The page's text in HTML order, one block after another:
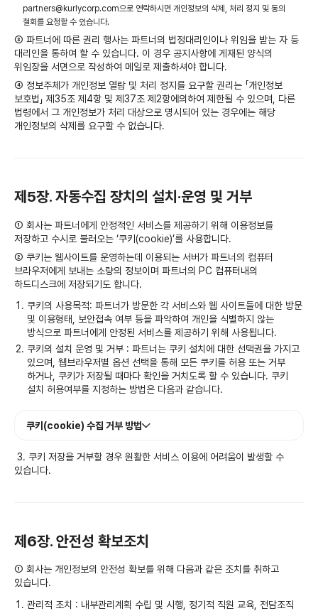
partners@kurlycorp.com으로 연락하시면 개인정보의 삭제, 처리 정지 및 동의
철회를 요청할 수 있습니다.
③ 파트너에 따른 권리 행사는 파트너의 법정대리인이나 위임을 받는 자 등
대리인을 통하여 할 수 있습니다. 이 경우 공지사항에 게재된 양식의
위임장을 서면으로 작성하여 메일로 제출하셔야 합니다.
④ 정보주체가 개인정보 열람 및 처리 정지를 요구할 권리는 「개인정보
보호법」 제35조 제4항 및 제37조 제2항에의하여 제한될 수 있으며, 다른
법령에서 그 개인정보가 처리 대상으로 명시되어 있는 경우에는 해당
개인정보의 삭제를 요구할 수 없습니다.
제5장. 자동수집 장치의 설치·운영 및 거부
① 회사는 파트너에게 안정적인 서비스를 제공하기 위해 이용정보를
저장하고 수시로 불러오는 ‘쿠키(cookie)’를 사용합니다.
② 쿠키는 웹사이트를 운영하는데 이용되는 서버가 파트너의 컴퓨터
브라우저에게 보내는 소량의 정보이며 파트너의 PC 컴퓨터내의
하드디스크에 저장되기도 합니다.
쿠키의 사용목적: 파트너가 방문한 각 서비스와 웹 사이트들에 대한 방문
및 이용형태, 보안접속 여부 등을 파악하여 개인을 식별하지 않는
방식으로 파트너에게 안정된 서비스를 제공하기 위해 사용됩니다.
쿠키의 설치 운영 및 거부 : 파트너는 쿠키 설치에 대한 선택권을 가지고
있으며, 웹브라우저별 옵션 선택을 통해 모든 쿠키를 허용 또는 거부
하거나, 쿠키가 저장될 때마다 확인을 거치도록 할 수 있습니다. 쿠키
설치 허용여부를 지정하는 방법은 다음과 같습니다.
쿠키(cookie) 수집 거부 방법
3. 쿠키 저장을 거부할 경우 원활한 서비스 이용에 어려움이 발생할 수
있습니다.
제6장. 안전성 확보조치
① 회사는 개인정보의 안전성 확보를 위해 다음과 같은 조치를 취하고
있습니다.
관리적 조치 : 내부관리계획 수립 및 시행, 정기적 직원 교육, 전담조직